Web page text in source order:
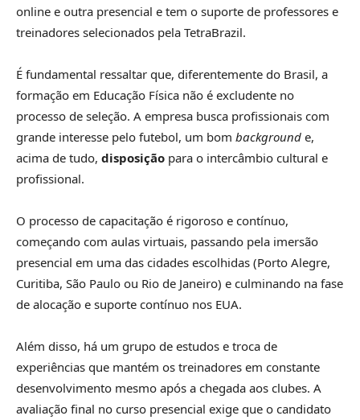
online e outra presencial e tem o suporte de professores e
treinadores selecionados pela TetraBrazil.
É fundamental ressaltar que, diferentemente do Brasil, a
formação em Educação Física não é excludente no
processo de seleção. A empresa busca profissionais com
grande interesse pelo futebol, um bom background e,
acima de tudo, disposição para o intercâmbio cultural e
profissional.
O processo de capacitação é rigoroso e contínuo,
começando com aulas virtuais, passando pela imersão
presencial em uma das cidades escolhidas (Porto Alegre,
Curitiba, São Paulo ou Rio de Janeiro) e culminando na fase
de alocação e suporte contínuo nos EUA.
Além disso, há um grupo de estudos e troca de
experiências que mantém os treinadores em constante
desenvolvimento mesmo após a chegada aos clubes. A
avaliação final no curso presencial exige que o candidato